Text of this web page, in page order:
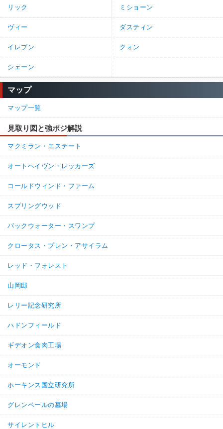
リック ミショーン
ヴィー ダスティン
イレブン クォン
シェーン
マップ
マップ一覧
見取り図と強ポジ解説
マクミラン・エステート
オートヘイヴン・レッカーズ
コールドウィンド・ファーム
スプリングウッド
バックウォーター・スワンプ
クロータス・プレン・アサイラム
レッド・フォレスト
山岡邸
レリー記念研究所
ハドンフィールド
ギデオン食肉工場
オーモンド
ホーキンス国立研究所
グレンベールの墓場
サイレントヒル